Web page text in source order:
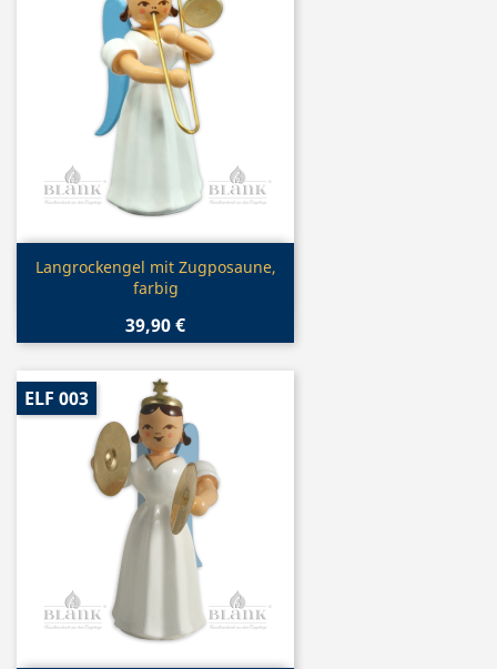
Vorschau
Langrockengel mit Zugposaune,
farbig
39,90 €
ELF 003